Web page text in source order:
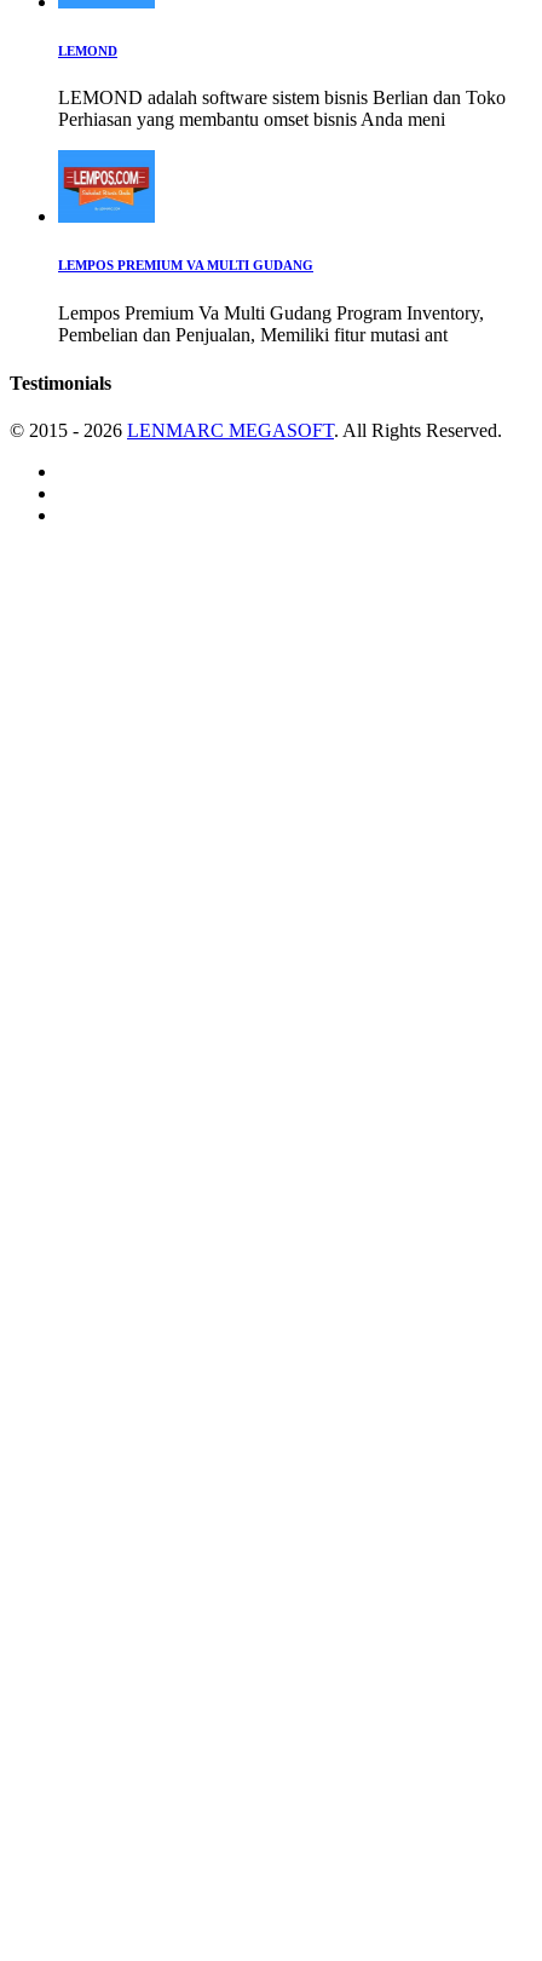
LEMOND
LEMOND adalah software sistem bisnis Berlian dan Toko
Perhiasan yang membantu omset bisnis Anda meni
LEMPOS PREMIUM VA MULTI GUDANG
Lempos Premium Va Multi Gudang Program Inventory,
Pembelian dan Penjualan, Memiliki fitur mutasi ant
Testimonials
© 2015 - 2026 LENMARC MEGASOFT. All Rights Reserved.